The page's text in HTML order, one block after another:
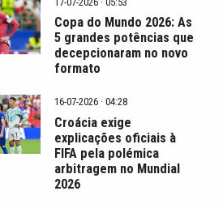
Copa do Mundo 2026: As
5 grandes potências que
decepcionaram no novo
formato
16-07-2026 · 04:28
Croácia exige
explicações oficiais à
FIFA pela polémica
arbitragem no Mundial
2026